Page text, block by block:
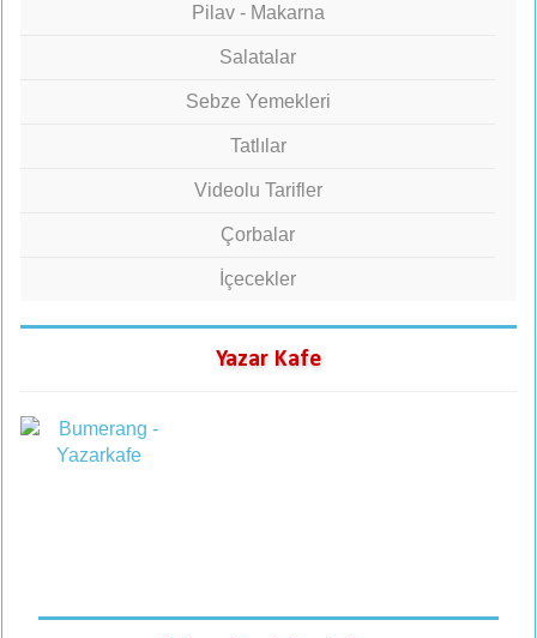
Pilav - Makarna
Salatalar
Sebze Yemekleri
Tatlılar
Videolu Tarifler
Çorbalar
İçecekler
Yazar Kafe